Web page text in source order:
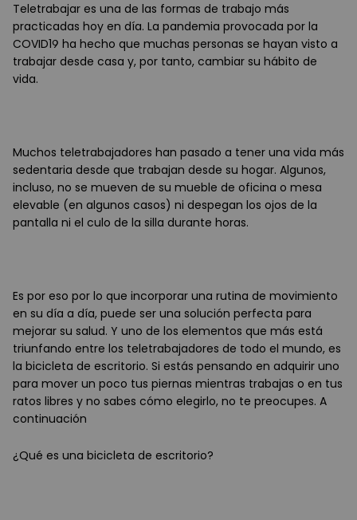
Teletrabajar es una de las formas de trabajo más
practicadas hoy en día. La pandemia provocada por la
COVID19 ha hecho que muchas personas se hayan visto a
trabajar desde casa y, por tanto, cambiar su hábito de
vida.
Muchos teletrabajadores han pasado a tener una vida más
sedentaria desde que trabajan desde su hogar. Algunos,
incluso, no se mueven de su mueble de oficina o mesa
elevable (en algunos casos) ni despegan los ojos de la
pantalla ni el culo de la silla durante horas.
Es por eso por lo que incorporar una rutina de movimiento
en su día a día, puede ser una solución perfecta para
mejorar su salud. Y uno de los elementos que más está
triunfando entre los teletrabajadores de todo el mundo, es
la bicicleta de escritorio. Si estás pensando en adquirir uno
para mover un poco tus piernas mientras trabajas o en tus
ratos libres y no sabes cómo elegirlo, no te preocupes. A
continuación
¿Qué es una bicicleta de escritorio?